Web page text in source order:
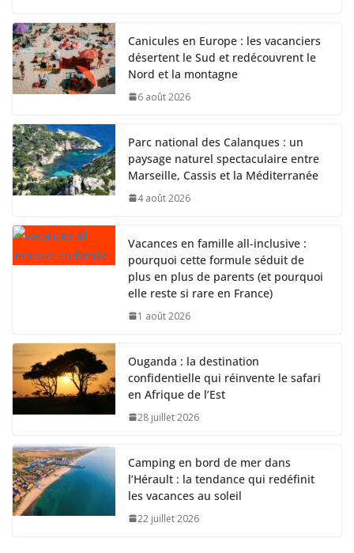
Canicules en Europe : les vacanciers
désertent le Sud et redécouvrent le
Nord et la montagne
6 août 2026
Parc national des Calanques : un
paysage naturel spectaculaire entre
Marseille, Cassis et la Méditerranée
4 août 2026
Vacances en famille all-inclusive :
pourquoi cette formule séduit de
plus en plus de parents (et pourquoi
elle reste si rare en France)
1 août 2026
Ouganda : la destination
confidentielle qui réinvente le safari
en Afrique de l’Est
28 juillet 2026
Camping en bord de mer dans
l’Hérault : la tendance qui redéfinit
les vacances au soleil
22 juillet 2026